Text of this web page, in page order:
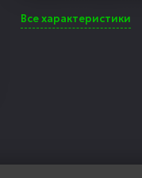
Все характеристики